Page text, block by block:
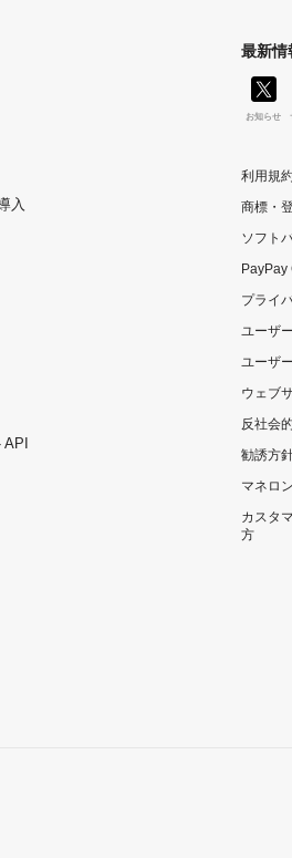
入
最新情
お知らせ
利用規
商標・
ソフト
プライ
ユーザ
ユーザ
ウェブ
反社会
勧誘方
マネロ
カスタ
方